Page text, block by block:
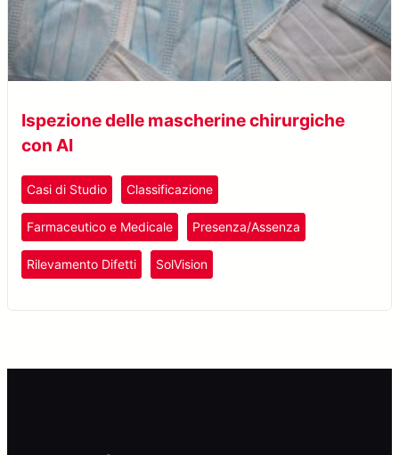
Ispezione delle mascherine chirurgiche
con AI
Casi di Studio Classificazione
Farmaceutico e Medicale Presenza/Assenza
Rilevamento Difetti SolVision